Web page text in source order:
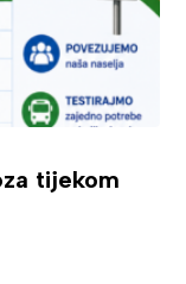
tijekom